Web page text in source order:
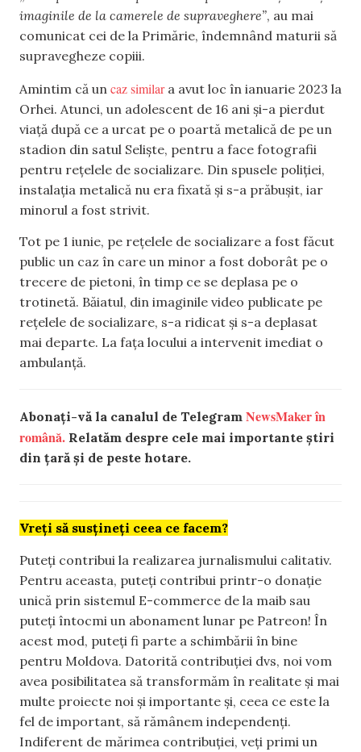
imaginile de la camerele de supraveghere”, au mai
comunicat cei de la Primărie, îndemnând maturii să
supravegheze copiii.
Amintim că un caz similara avut loc în ianuarie 2023 la
Orhei. Atunci, un adolescent de 16 ani și-a pierdut
viață după ce a urcat pe o poartă metalică de pe un
stadion din satul Seliște, pentru a face fotografii
pentru rețelele de socializare. Din spusele poliției,
instalația metalică nu era fixată și s-a prăbușit, iar
minorul a fost strivit.
Tot pe 1 iunie, pe rețelele de socializare a fost făcut
public un caz în care un minor a fost doborât pe o
trecere de pietoni, în timp ce se deplasa pe o
trotinetă. Băiatul, din imaginile video publicate pe
rețelele de socializare, s-a ridicat și s-a deplasat
mai departe. La fața locului a intervenit imediat o
ambulanță.
Abonați-vă la canalul de Telegram NewsMaker în
română. Relatăm despre cele mai importante știri
din țară și de peste hotare.
Vreți să susțineți ceea ce facem?
Puteți contribui la realizarea jurnalismului calitativ.
Pentru aceasta, puteți contribui printr-o donație
unică prin sistemul E-commerce de la maib sau
puteți întocmi un abonament lunar pe Patreon! În
acest mod, puteți fi parte a schimbării în bine
pentru Moldova. Datorită contribuției dvs, noi vom
avea posibilitatea să transformăm în realitate și mai
multe proiecte noi și importante și, ceea ce este la
fel de important, să rămânem independenți.
Indiferent de mărimea contribuției, veți primi un